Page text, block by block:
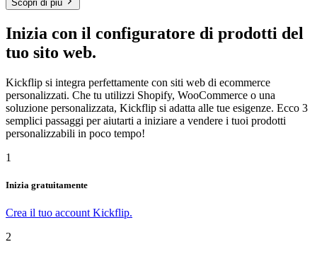
Scopri di più
Inizia con il configuratore di prodotti del
tuo sito web.
Kickflip si integra perfettamente con siti web di ecommerce
personalizzati. Che tu utilizzi Shopify, WooCommerce o una
soluzione personalizzata, Kickflip si adatta alle tue esigenze. Ecco 3
semplici passaggi per aiutarti a iniziare a vendere i tuoi prodotti
personalizzabili in poco tempo!
1
Inizia gratuitamente
Crea il tuo account Kickflip.
2